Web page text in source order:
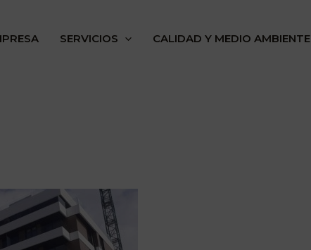
SERVICIOS CALIDAD Y MEDIO AMBIENTE